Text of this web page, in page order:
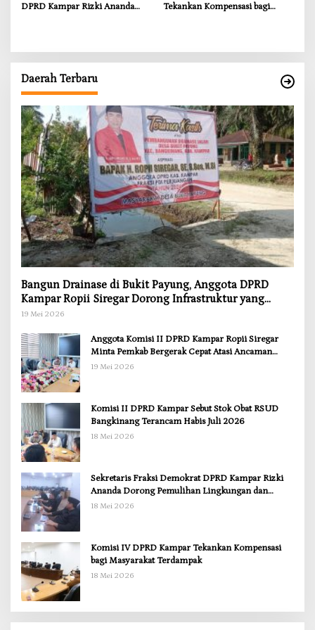
DPRD Kampar Rizki Ananda
Tekankan Kompensasi bagi
Daerah Terbaru
Bangun Drainase di Bukit Payung, Anggota DPRD
Kampar Ropii Siregar Dorong Infrastruktur yang
Menyentuh Kebutuhan Dasar
19 Mei 2026
Anggota Komisi II DPRD Kampar Ropii Siregar
Minta Pemkab Bergerak Cepat Atasi Ancaman
Kekosongan Obat demi Wujudkan Kampar Dihati
19 Mei 2026
Komisi II DPRD Kampar Sebut Stok Obat RSUD
Bangkinang Terancam Habis Juli 2026
18 Mei 2026
Sekretaris Fraksi Demokrat DPRD Kampar Rizki
Ananda Dorong Pemulihan Lingkungan dan
Kompensasi untuk Warga Sungai Tapung
18 Mei 2026
Komisi IV DPRD Kampar Tekankan Kompensasi
bagi Masyarakat Terdampak
18 Mei 2026